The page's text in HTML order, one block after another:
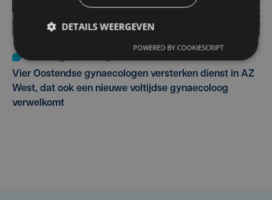
Nieuws
Vier Oostendse gynaecologen versterken dienst in AZ
West, dat ook een nieuwe voltijdse gynaecoloog
verwelkomt
DETAILS WEERGEVEN
POWERED BY COOKIESCRIPT